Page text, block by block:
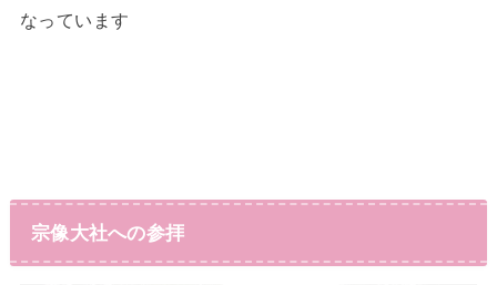
なっています
宗像大社への参拝